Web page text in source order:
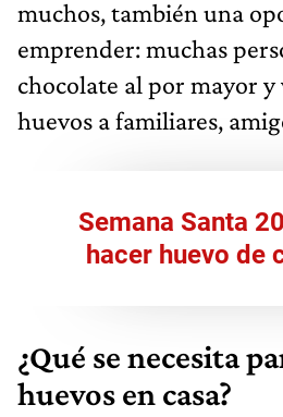
muchos, también una
emprender: muchas
chocolate al por mayor y
huevos a familiares,
Semana Santa
hacer huevo de
¿Qué se necesita
huevos en casa?